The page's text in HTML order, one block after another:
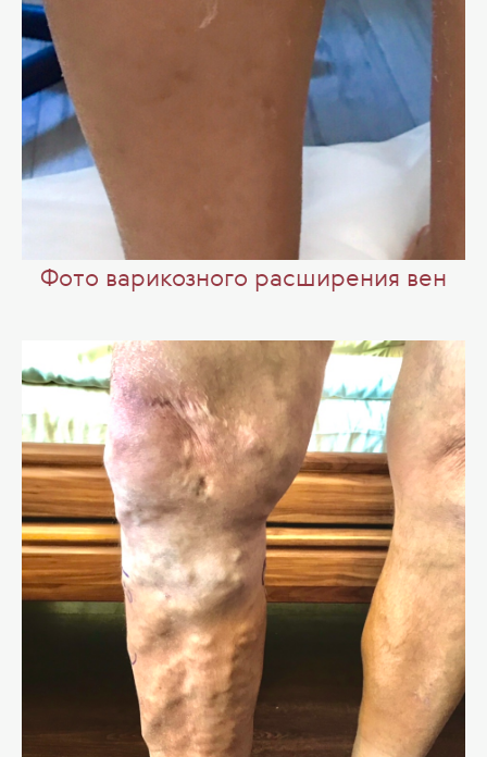
Фото варикозного расширения вен